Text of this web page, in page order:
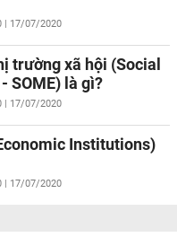
| 17/07/2020
trường xã hội (Social
SOME) là gì?
| 17/07/2020
Institutions)
| 17/07/2020